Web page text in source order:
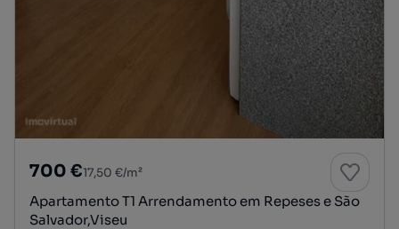
700 €17,50 €/m²
Apartamento T1 Arrendamento em Repeses e São
Salvador,Viseu